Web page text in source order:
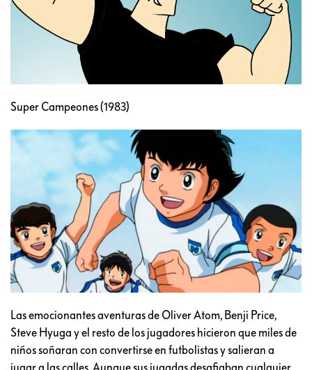
Super Campeones (1983)
Las emocionantes aventuras de Oliver Atom, Benji Price,
Steve Hyuga y el resto de los jugadores hicieron que miles de
niños soñaran con convertirse en futbolistas y salieran a
jugar a las calles. Aunque sus jugadas desafiaban cualquier